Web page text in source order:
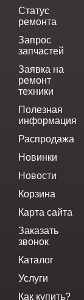
Статус
ремонта
Запрос
запчастей
Заявка на
ремонт
техники
Полезная
информация
Распродажа
Новинки
Новости
Корзина
Карта сайта
Заказать
звонок
Каталог
Услуги
Как купить?